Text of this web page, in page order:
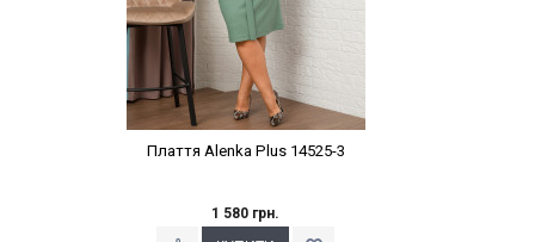
Плаття Alenka Plus 14525-3
1 580 грн.